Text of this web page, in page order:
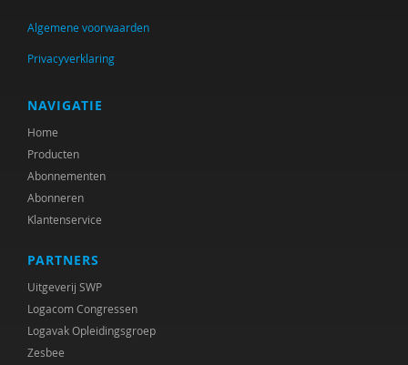
Algemene voorwaarden
Privacyverklaring
NAVIGATIE
Home
Producten
Abonnementen
Abonneren
Klantenservice
PARTNERS
Uitgeverij SWP
Logacom Congressen
Logavak Opleidingsgroep
Zesbee